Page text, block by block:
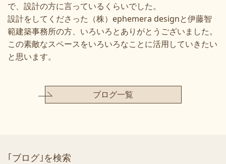
で、設計の方に言っているくらいでした。
設計をしてくださった（株）ephemera designと伊藤智
範建築事務所の方、いろいろとありがとうございました。
この素敵なスペースをいろいろなことに活用していきたい
と思います。
ブログ一覧
｢ブログ｣を検索